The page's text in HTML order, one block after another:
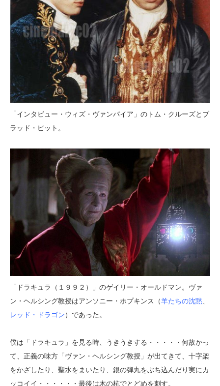
「インタビュー・ウィズ・ヴァンパイア」のトム・クルーズとブ
ラッド・ピット。
「ドラキュラ（１９９２）」のゲイリー・オールドマン。ヴァ
ン・ヘルシング教授はアンソニー・ホプキンス（羊たちの沈黙
レッド・ドラゴン）であった。
僕は「ドラキュラ」を見る時、うきうきする・・・・・何故かっ
て、正義の味方「ヴァン・ヘルシング教授」が出てきて、十字架
をかざしたり、聖水をまいたり、銀の弾丸をぶち込んだり実にカ
ッコイイ・・・・・・最後は木の杭でとどめを刺す。